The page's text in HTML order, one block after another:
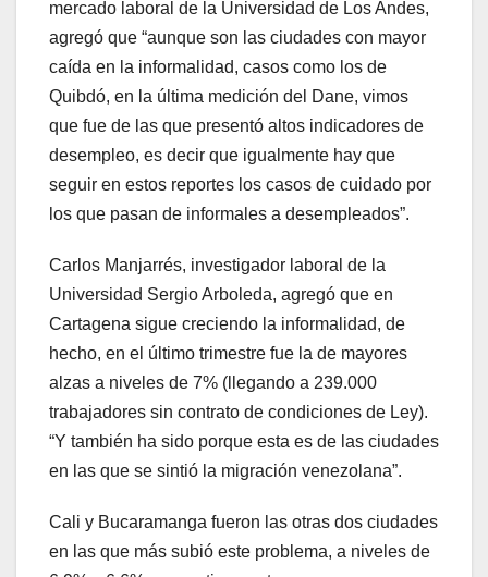
mercado laboral de la Universidad de Los Andes,
agregó que “aunque son las ciudades con mayor
caída en la informalidad, casos como los de
Quibdó, en la última medición del Dane, vimos
que fue de las que presentó altos indicadores de
desempleo, es decir que igualmente hay que
seguir en estos reportes los casos de cuidado por
los que pasan de informales a desempleados”.
Carlos Manjarrés, investigador laboral de la
Universidad Sergio Arboleda, agregó que en
Cartagena sigue creciendo la informalidad, de
hecho, en el último trimestre fue la de mayores
alzas a niveles de 7% (llegando a 239.000
trabajadores sin contrato de condiciones de Ley).
“Y también ha sido porque esta es de las ciudades
en las que se sintió la migración venezolana”.
Cali y Bucaramanga fueron las otras dos ciudades
en las que más subió este problema, a niveles de